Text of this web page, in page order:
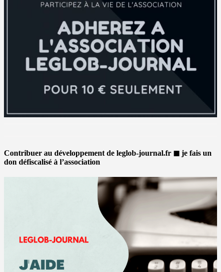
Contribuer au développement de leglob-journal.fr ◼ je fais un
don défiscalisé à l’association